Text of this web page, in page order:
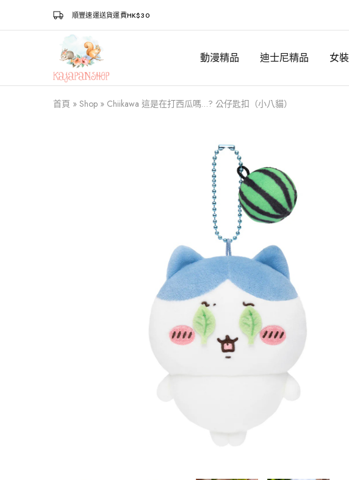
順豐速運送貨運費HK$30
Kajapanshop
日
韓
百
貨
店
動漫精品 迪士尼精品 女
首頁 » Shop » Chiikawa 這是在打西瓜嗎…? 公仔匙扣（小八貓）